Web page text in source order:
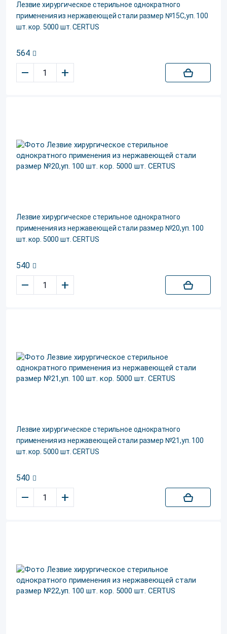
Лезвие хирургическое стерильное однократного
применения из нержавеющей стали размер №15C,уп. 100
шт. кор. 5000 шт. CERTUS
564
– +
Лезвие хирургическое стерильное однократного
применения из нержавеющей стали размер №20,уп. 100
шт. кор. 5000 шт. CERTUS
540
– +
Лезвие хирургическое стерильное однократного
применения из нержавеющей стали размер №21,уп. 100
шт. кор. 5000 шт. CERTUS
540
– +